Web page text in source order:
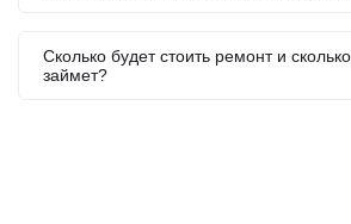
Сколько будет стоить ремонт и
займет?